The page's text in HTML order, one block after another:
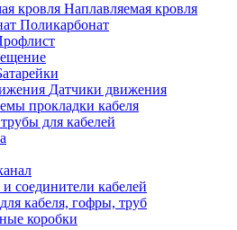
Наплавляемая кровля
Поликарбонат
Датчики движения
прокладки кабеля
для кабелей
соединители кабелей
кабеля, гофры, труб
коробки